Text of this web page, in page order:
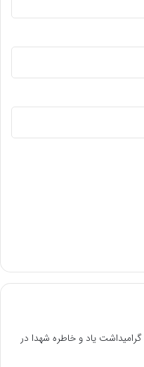
یاد و خاطره شهدا در